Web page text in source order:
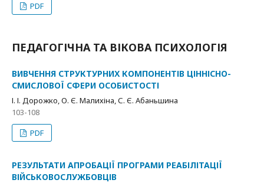
PDF
ПЕДАГОГІЧНА ТА ВІКОВА ПСИХОЛОГІЯ
ВИВЧЕННЯ СТРУКТУРНИХ КОМПОНЕНТІВ ЦІННІСНО-
СМИСЛОВОЇ СФЕРИ ОСОБИСТОСТІ
І. І. Дорожко, О. Є. Малихіна, С. Є. Абаньшина
103-108
PDF
РЕЗУЛЬТАТИ АПРОБАЦІЇ ПРОГРАМИ РЕАБІЛІТАЦІЇ
ВІЙСЬКОВОСЛУЖБОВЦІВ